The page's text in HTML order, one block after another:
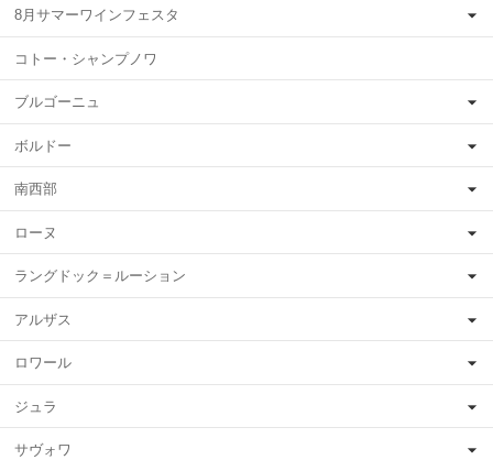
8月サマーワインフェスタ
コトー・シャンプノワ
ブルゴーニュ
ボルドー
南西部
ローヌ
ラングドック＝ルーション
アルザス
ロワール
ジュラ
サヴォワ